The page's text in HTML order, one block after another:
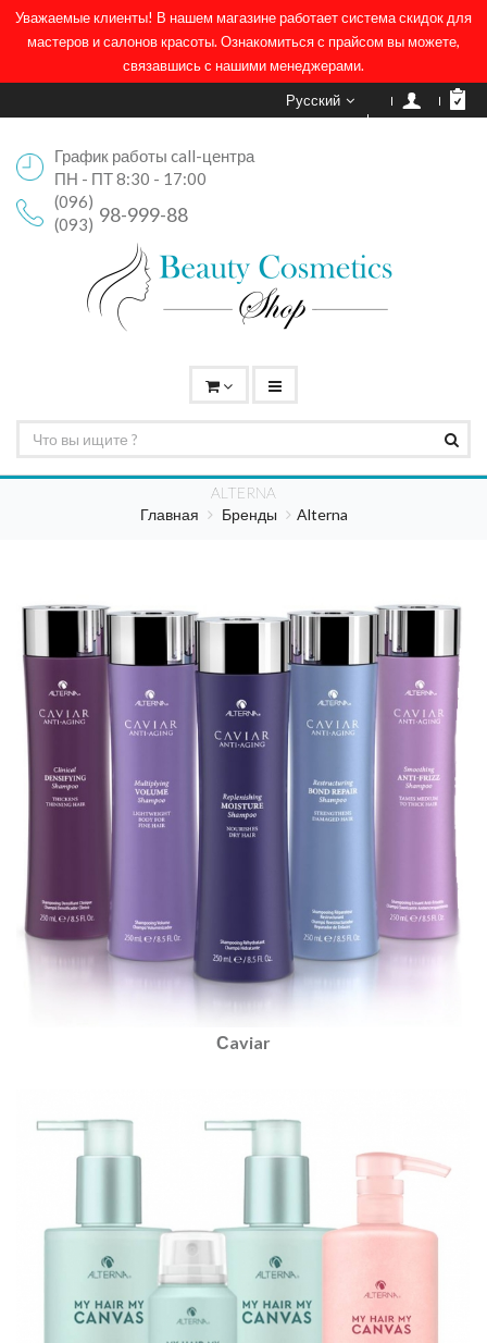
Уважаемые клиенты! В нашем магазине работает система скидок для
мастеров и салонов красоты. Ознакомиться с прайсом вы можете,
связавшись с нашими менеджерами.
Русский
График работы call-центра
ПН - ПТ 8:30 - 17:00
(096)
98-999-88
(093)
ALTERNA
Главная
Бренды Alterna
Сaviar